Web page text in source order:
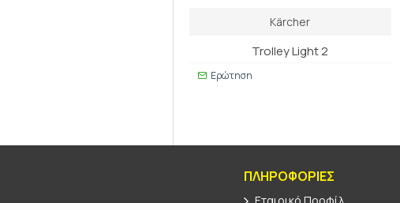
Kärcher
Trolley Light 2
Ερώτηση
ΠΛΗΡΟΦΟΡΊΕΣ